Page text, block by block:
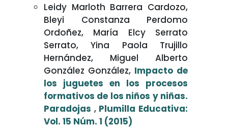
Leidy Marloth Barrera Cardozo,
Bleyi Constanza Perdomo
Ordoñez, María Elcy Serrato
Serrato, Yina Paola Trujillo
Hernández, Miguel Alberto
González González, Impacto de
los juguetes en los procesos
formativos de los niños y niñas.
Paradojas , Plumilla Educativa:
Vol. 15 Núm. 1 (2015)